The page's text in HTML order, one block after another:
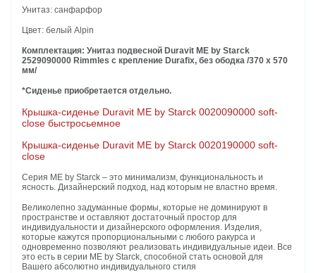
Унитаз: санфарфор
Цвет: белый Alpin
Комплектация:Унитаз подвесной Duravit ME by Starck
2529090000 Rimmles с крепление Durafix, без ободка /370 х 570
мм/
*Сиденье приобретается отдельно.
Крышка-сиденье Duravit ME by Starck 0020090000 soft-
close быстросьемное
Крышка-сиденье Duravit ME by Starck 0020190000 soft-
close
Серия ME by Starck – это минимализм, функциональность и
ясность. Дизайнерский подход, над которым не властно время.
Великолепно задуманные формы, которые не доминируют в
пространстве и оставляют достаточный простор для
индивидуальности и дизайнерского оформления. Изделия,
которые кажутся пропорциональными с любого ракурса и
одновременно позволяют реализовать индивидуальные идеи. Все
это есть в серии ME by Starck, способной стать основой для
Вашего абсолютно индивидуального стиля